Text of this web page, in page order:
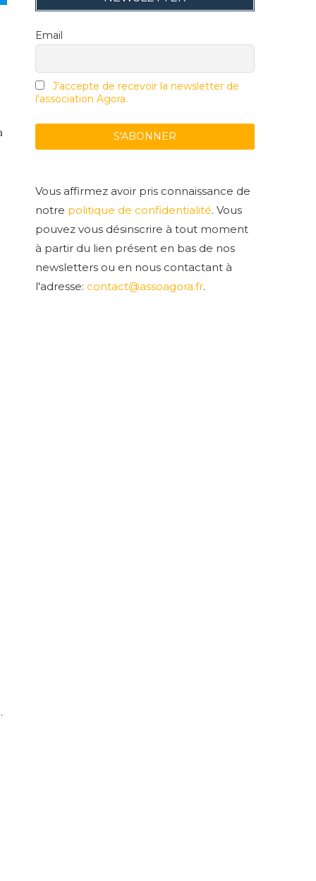
Email
J'accepte de recevoir la newsletter de
l'association Agora.
Vous affirmez avoir pris connaissance de
notre politique de confidentialité. Vous
pouvez vous désinscrire à tout moment
à partir du lien présent en bas de nos
newsletters ou en nous contactant à
l'adresse: contact@assoagora.fr.